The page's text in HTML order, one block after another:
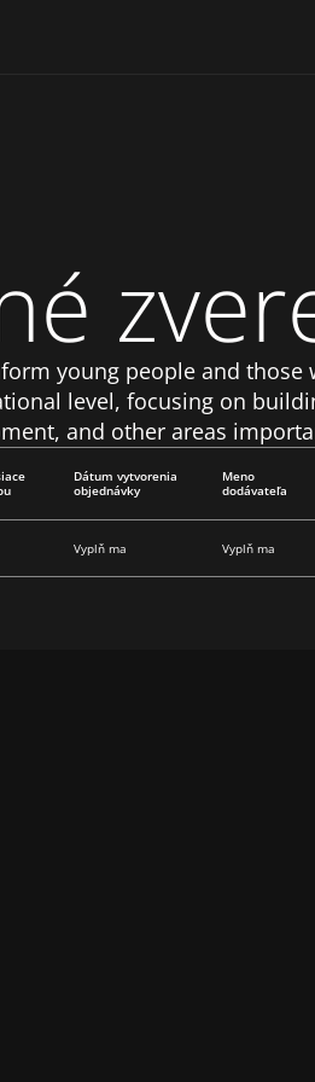
young people and
level, focusing on
and other areas
Dátum vytvorenia
objednávky
Meno
dodávateľa
Vyplň ma Vyplň ma